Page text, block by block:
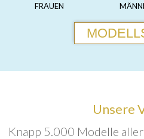
FRAUEN
Unsere
Knapp 5.000 Modelle